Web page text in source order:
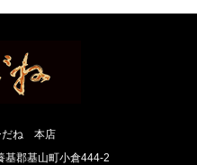
だね 本店
郡基山町小倉444-2